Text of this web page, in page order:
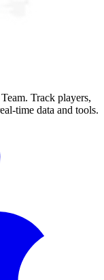
Track players,
time data and tools.